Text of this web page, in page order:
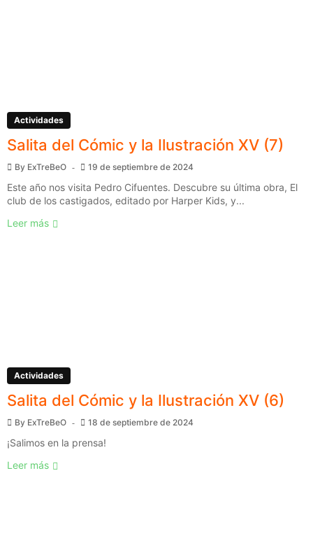
Actividades
Salita del Cómic y la Ilustración XV (7)
By ExTreBeO 19 de septiembre de 2024
Este año nos visita Pedro Cifuentes. Descubre su última obra, El
club de los castigados, editado por Harper Kids, y...
Leer más
Actividades
Salita del Cómic y la Ilustración XV (6)
By ExTreBeO 18 de septiembre de 2024
¡Salimos en la prensa!
Leer más